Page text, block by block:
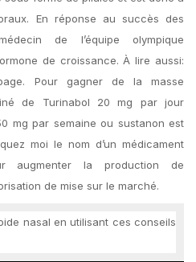
En réponse au succès des
de l’équipe olympique
de croissance. À lire aussi:
Pour gagner de la masse
de Turinabol 20 mg par jour
mg par semaine ou sustanon est
moi le nom d’un médicament
augmenter la production de
de mise sur le marché.